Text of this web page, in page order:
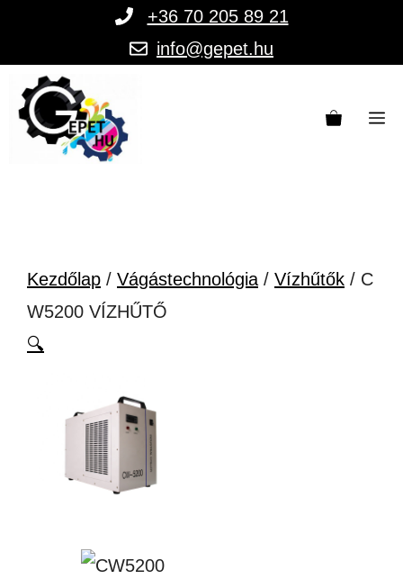
tartalomba
+36 70 205 89 21
info@gepet.hu
Kezdőlap / Vágástechnológia / Vízhűtők / C
W5200 VÍZHŰTŐ
🔍